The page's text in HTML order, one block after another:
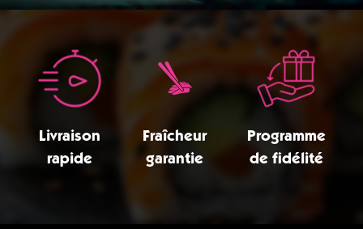
Livraison
rapide
Fraîcheur
garantie
Programme
de fidélité